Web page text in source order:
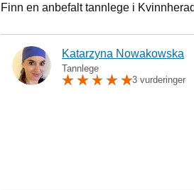
Finn en anbefalt tannlege i
Katarzyna Nowakowska
Tannlege
3 vurderinger